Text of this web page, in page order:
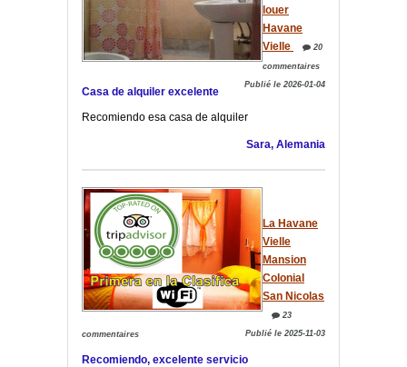
louer
Havane
Vielle
20
commentaires
Publié le 2026-01-04
Casa de alquiler excelente
Recomiendo esa casa de alquiler
Sara, Alemania
La Havane
Vielle
Mansion
Colonial
San Nicolas
23
commentaires Publié le 2025-11-03
Recomiendo, excelente servicio